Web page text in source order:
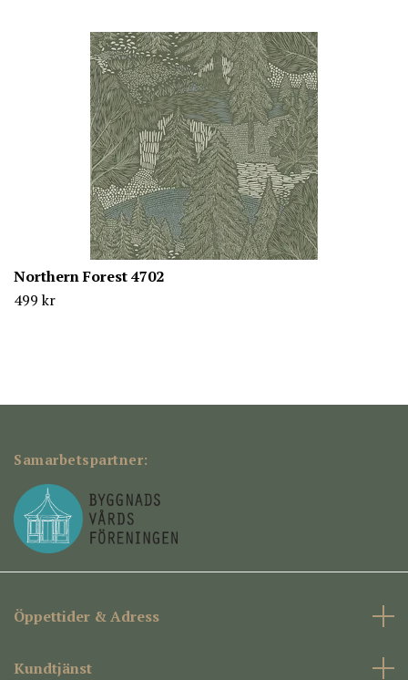
Northern Forest 4702
499 kr
Samarbetspartner:
Öppettider & Adress
Kundtjänst